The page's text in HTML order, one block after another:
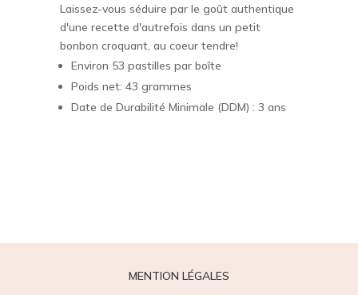
Laissez-vous séduire par le goût authentique
d'une recette d'autrefois dans un petit
bonbon croquant, au coeur tendre!
Environ 53 pastilles par boîte
Poids net: 43 grammes
Date de Durabilité Minimale (DDM) : 3 ans
MENTION LÉGALES